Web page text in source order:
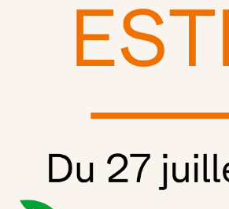
Configurez
NOUS